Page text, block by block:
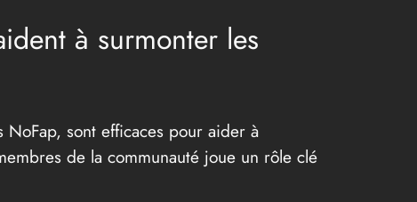
à surmonter les
sont efficaces pour aider à
de la communauté joue un rôle clé